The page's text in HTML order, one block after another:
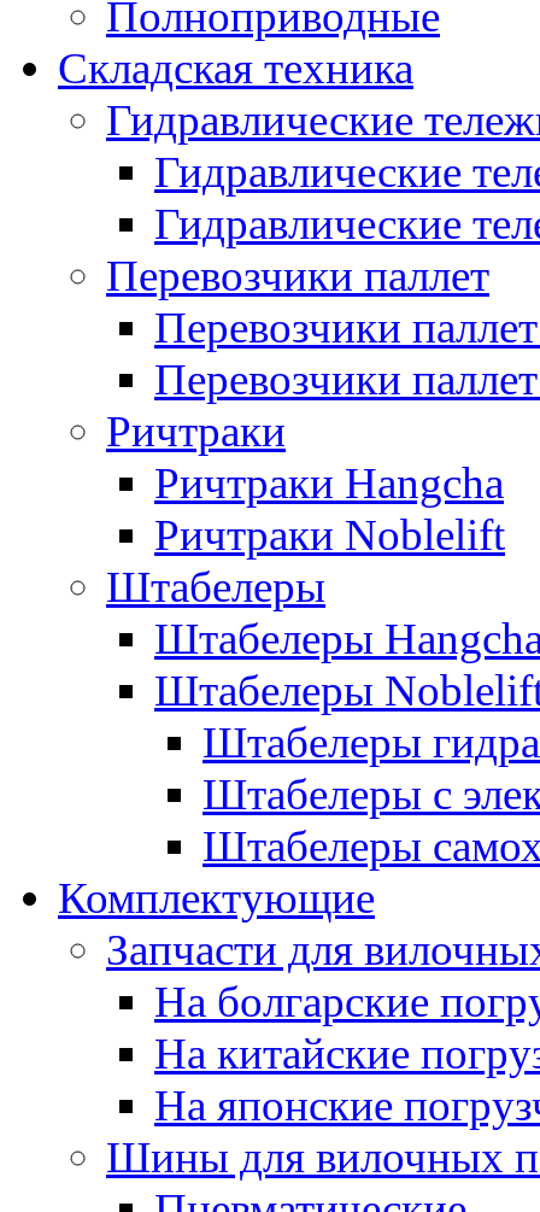
Полноприводные
Складская техника
Гидравлические
Гидравлические
Гидравлические
Перевозчики паллет
Перевозчики
Перевозчики
Ричтраки
Ричтраки Hangcha
Ричтраки Noblelift
Штабелеры
Штабелеры
Штабелеры
Штабелеры
Штабелеры с
Штабелеры
Комплектующие
Запчасти для
На болгарские
На китайские
На японские
Шины для вилочных